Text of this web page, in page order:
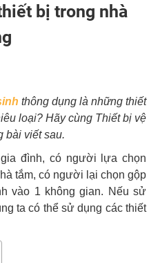
bị trong nhà
thông dụng là những thiết
loại? Hãy cùng Thiết bị vệ
bài viết sau.
đình, có người lựa chọn
tắm, có người lại chọn gộp
vào 1 không gian. Nếu sử
ta có thể sử dụng các thiết